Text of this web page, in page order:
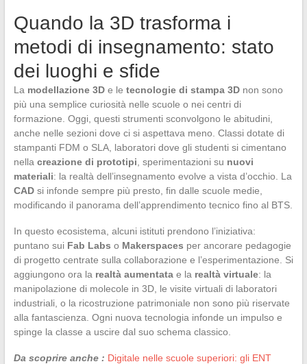
Quando la 3D trasforma i
metodi di insegnamento: stato
dei luoghi e sfide
La modellazione 3De le tecnologie di stampa 3Dnon sono
più una semplice curiosità nelle scuole o nei centri di
formazione. Oggi, questi strumenti sconvolgono le abitudini,
anche nelle sezioni dove ci si aspettava meno. Classi dotate di
stampanti FDM o SLA, laboratori dove gli studenti si cimentano
nella creazione di prototipi , sperimentazioni su nuovi
materiali: la realtà dell’insegnamento evolve a vista d’occhio. La
CADsi infonde sempre più presto, fin dalle scuole medie,
modificando il panorama dell’apprendimento tecnico fino al BTS.
In questo ecosistema, alcuni istituti prendono l’iniziativa:
puntano sui Fab Labs o Makerspaces per ancorare pedagogie
di progetto centrate sulla collaborazione e l’esperimentazione. Si
aggiungono ora la realtà aumentatae la realtà virtuale: la
manipolazione di molecole in 3D, le visite virtuali di laboratori
industriali, o la ricostruzione patrimoniale non sono più riservate
alla fantascienza. Ogni nuova tecnologia infonde un impulso e
spinge la classe a uscire dal suo schema classico.
Da scoprire anche : Digitale nelle scuole superiori: gli ENT